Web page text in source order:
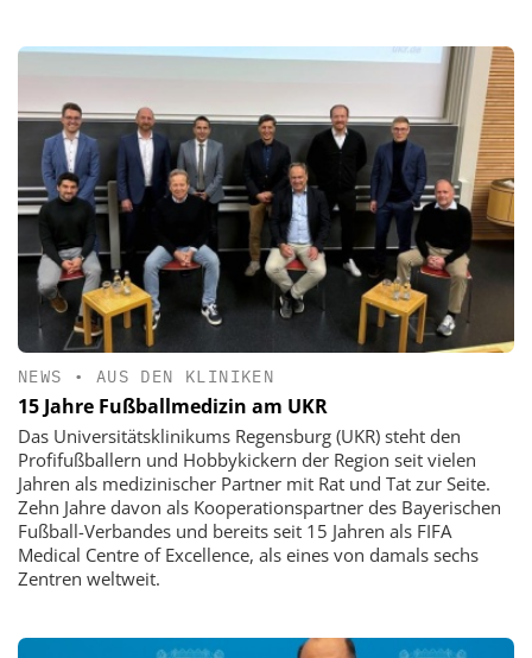
NEWS • AUS DEN KLINIKEN
15 Jahre Fußballmedizin am UKR
Das Universitätsklinikums Regensburg (UKR) steht den
Profifußballern und Hobbykickern der Region seit vielen
Jahren als medizinischer Partner mit Rat und Tat zur Seite.
Zehn Jahre davon als Kooperationspartner des Bayerischen
Fußball-Verbandes und bereits seit 15 Jahren als FIFA
Medical Centre of Excellence, als eines von damals sechs
Zentren weltweit.